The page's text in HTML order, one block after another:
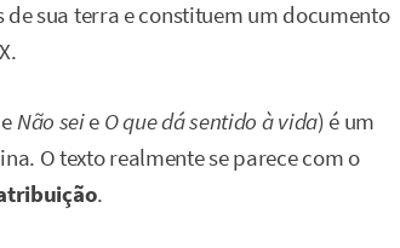
sua terra e constituem um documento
Não seie O que dá sentido à vida) é um
O texto realmente se parece com o
.